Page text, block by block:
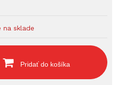
na sklade
Pridať do košíka